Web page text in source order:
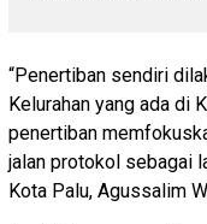
“Penertiban sendiri
Kelurahan yang ada di
penertiban
jalan protokol sebagai
Kota Palu, Agussalim